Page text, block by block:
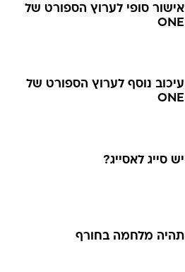
אישור סופי לערוץ הספורט של
ONE
עיכוב נוסף לערוץ הספורט של
ONE
יש סייג לאסייג?
תהיה מלחמה בחורף